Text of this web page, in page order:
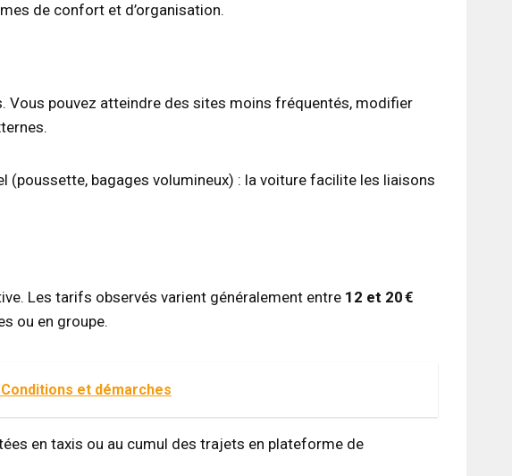
de confort et d’organisation.
Vous pouvez atteindre des sites moins fréquentés, modifier
bagages volumineux) : la voiture facilite les liaisons
Les tarifs observés varient généralement entre 12 et 20 €
ou en groupe.
et démarches
en taxis ou au cumul des trajets en plateforme de